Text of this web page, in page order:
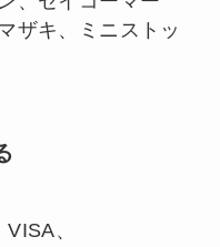
ザキ、ミニストッ
、